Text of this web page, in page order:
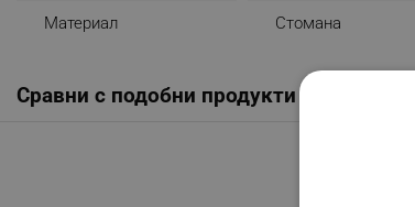
Материал Стомана
Сравни с подобни продукти